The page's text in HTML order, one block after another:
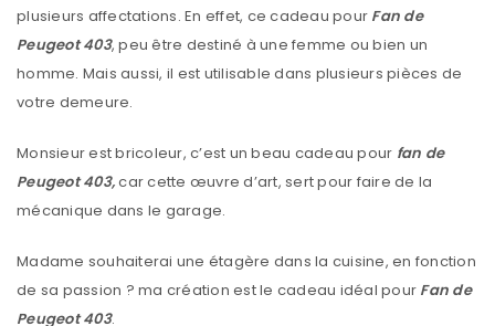
plusieurs affectations. En effet, ce cadeau pour Fan de
Peugeot 403, peu être destiné à une femme ou bien un
homme. Mais aussi, il est utilisable dans plusieurs pièces de
votre demeure.
Monsieur est bricoleur, c’est un beau cadeau pour fan de
Peugeot 403,car cette œuvre d’art, sert pour faire de la
mécanique dans le garage.
Madame souhaiterai une étagère dans la cuisine, en fonction
de sa passion ? ma création est le cadeau idéal pour Fan de
Peugeot 403.